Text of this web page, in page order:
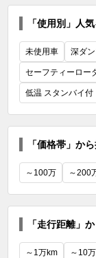
「使用別」人
未使用車 深ダ
セーフティーロー
低温 スタンバイ付
「価格帯」か
～100万 ～200
「走行距離」
～1万km ～10